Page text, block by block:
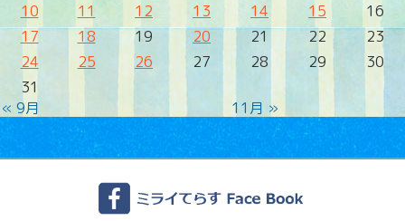
« 9月 11月 »
10
11 12 13 14 15
16
17
18 19 20 21 22
23
24
25 26 27 28 29
30
31